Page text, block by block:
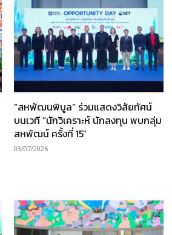
“สหพัฒนพิบูล” ร่วมแสดงวิสัยทัศน์
บนเวที “นักวิเคราะห์ นักลงทุน พบกลุ่ม
สหพัฒน์ ครั้งที่ 15”
03/07/2026